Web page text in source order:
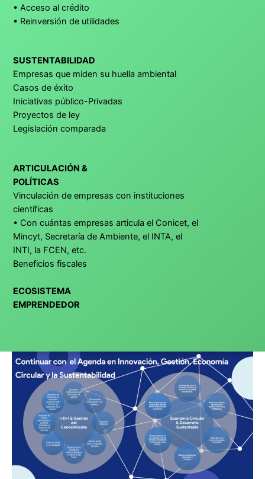
• Acceso al crédito
• Reinversión de utilidades
SUSTENTABILIDAD
Empresas que miden su huella ambiental
Casos de éxito
Iniciativas público-Privadas
Proyectos de ley
Legislación comparada
ARTICULACIÓN &
POLÍTICAS
Vinculación de empresas con instituciones
científicas
• Con cuántas empresas articula el Conicet, el
Mincyt, Secretaría de Ambiente, el INTA, el
INTI, la FCEN, etc.
Beneficios fiscales
ECOSISTEMA
EMPRENDEDOR